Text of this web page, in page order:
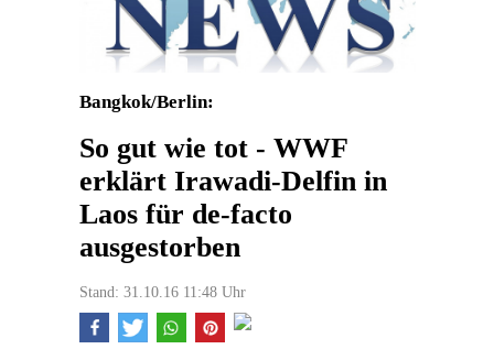
Bangkok/Berlin:
So gut wie tot - WWF
erklärt Irawadi-Delfin in
Laos für de-facto
ausgestorben
Stand: 31.10.16 11:48 Uhr